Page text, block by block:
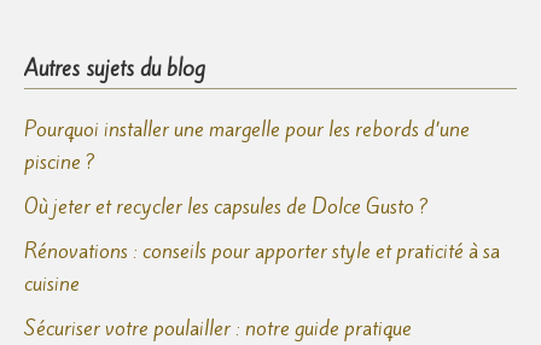
Autres sujets du blog
Pourquoi installer une margelle pour les rebords d’une
piscine ?
Où jeter et recycler les capsules de Dolce Gusto ?
Rénovations : conseils pour apporter style et praticité à sa
cuisine
Sécuriser votre poulailler : notre guide pratique